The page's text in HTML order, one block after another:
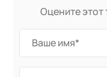
Оцените этот